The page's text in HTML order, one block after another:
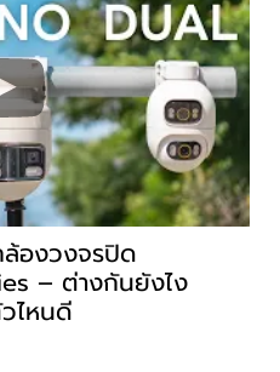
ล้องวงจรปิด
– ต่างกันยังไง
ไหนดี